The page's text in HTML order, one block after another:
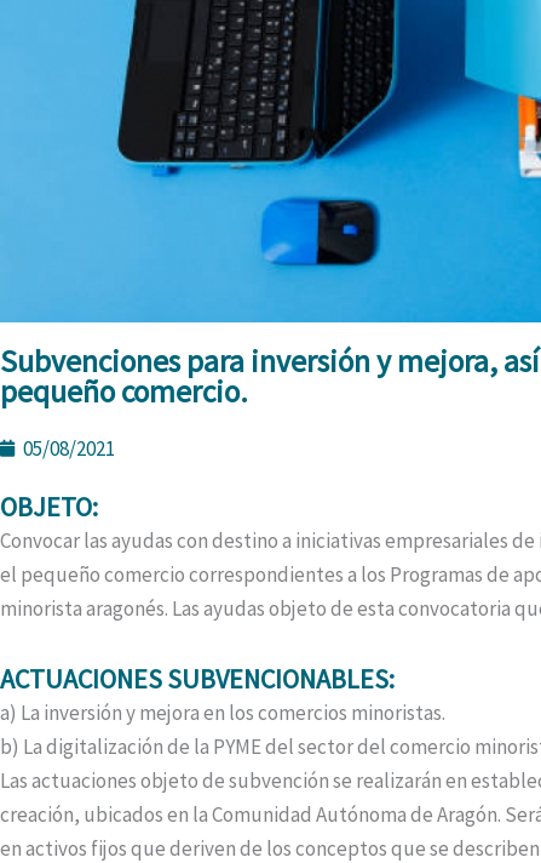
Subvenciones para inversión y mejora,
pequeño comercio.
05/08/2021
OBJETO:
Convocar las ayudas con destino a iniciativas empresariales
el pequeño comercio correspondientes a los Programas de
minorista aragonés. Las ayudas objeto de esta convocatoria
ACTUACIONES SUBVENCIONABLES:
a) La inversión y mejora en los comercios minoristas.
b) La digitalización de la PYME del sector del comercio
Las actuaciones objeto de subvención se realizarán en
creación, ubicados en la Comunidad Autónoma de Aragón.
en activos fijos que deriven de los conceptos que se